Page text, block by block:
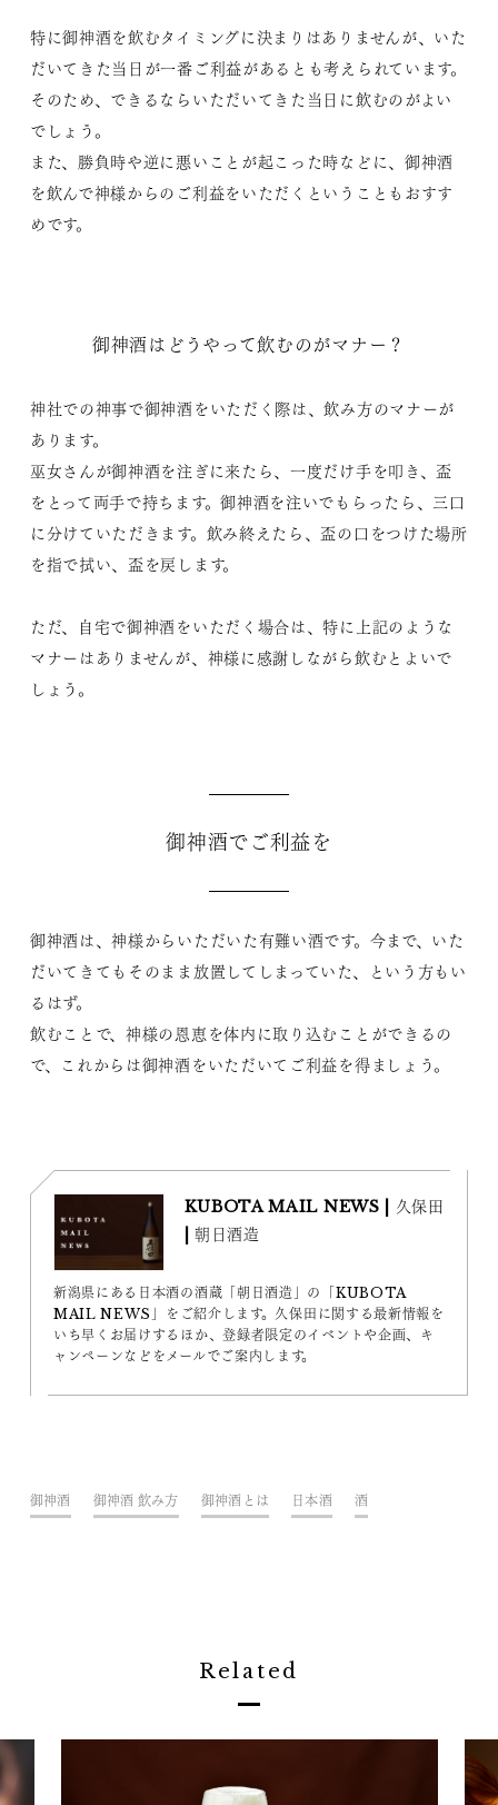
特に御神酒を飲むタイミングに決まりはありませんが、いた
だいてきた当日が一番ご利益があるとも考えられています。
そのため、できるならいただいてきた当日に飲むのがよい
でしょう。
また、勝負時や逆に悪いことが起こった時などに、御神酒
を飲んで神様からのご利益をいただくということもおすす
めです。
御神酒はどうやって飲むのがマナー？
神社での神事で御神酒をいただく際は、飲み方のマナーが
あります。
巫女さんが御神酒を注ぎに来たら、一度だけ手を叩き、盃
をとって両手で持ちます。御神酒を注いでもらったら、三口
に分けていただきます。飲み終えたら、盃の口をつけた場所
を指で拭い、盃を戻します。
ただ、自宅で御神酒をいただく場合は、特に上記のような
マナーはありませんが、神様に感謝しながら飲むとよいで
しょう。
御神酒でご利益を
御神酒は、神様からいただいた有難い酒です。今まで、いた
だいてきてもそのまま放置してしまっていた、という方もい
るはず。
飲むことで、神様の恩恵を体内に取り込むことができるの
で、これからは御神酒をいただいてご利益を得ましょう。
KUBOTA MAIL NEWS | 久保田
| 朝日酒造
新潟県にある日本酒の酒蔵「朝日酒造」の「KUBOTA
MAIL NEWS」をご紹介します。久保田に関する最新情報を
いち早くお届けするほか、登録者限定のイベントや企画、キ
ャンペーンなどをメールでご案内します。
御神酒 御神酒 飲み方 御神酒とは 日本酒 酒
Related